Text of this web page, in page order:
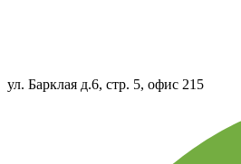
ул. Барклая д.6, стр. 5, офис 215